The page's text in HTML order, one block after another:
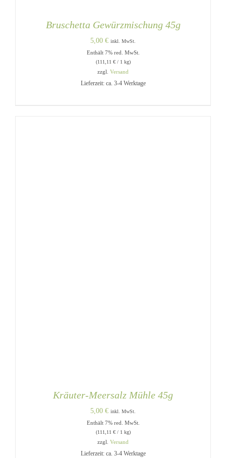
Bruschetta Gewürzmischung 45g
5,00 € inkl. MwSt.
Enthält 7% red. MwSt.
(111,11 €/ 1 kg)
zzgl. Versand
Lieferzeit: ca. 3-4 Werktage
Kräuter-Meersalz Mühle 45g
5,00 € inkl. MwSt.
Enthält 7% red. MwSt.
(111,11 €/ 1 kg)
zzgl. Versand
Lieferzeit: ca. 3-4 Werktage